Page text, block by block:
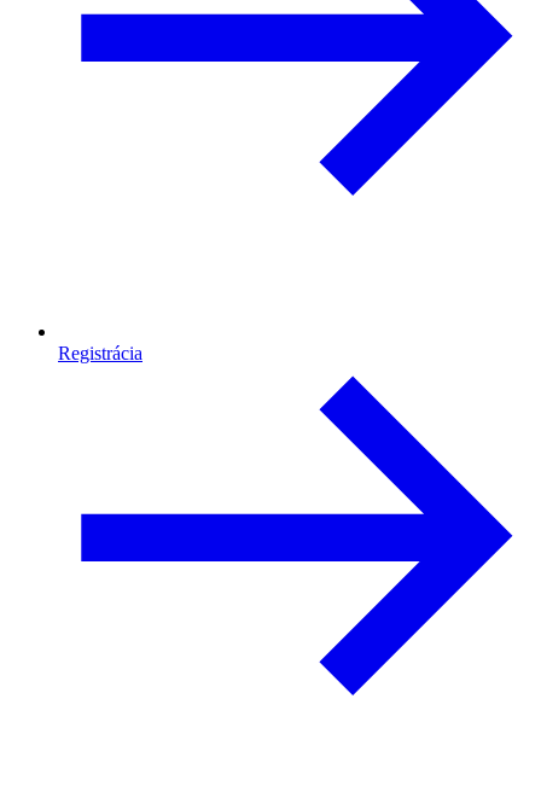
Registrácia